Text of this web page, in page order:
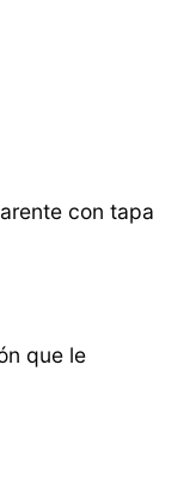
con tapa
que le